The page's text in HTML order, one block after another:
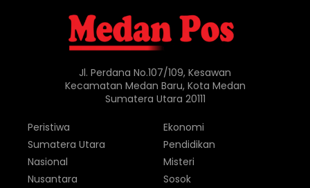
Jl. Perdana No.107/109, Kesawan
Kecamatan Medan Baru, Kota Medan
Sumatera Utara 20111
Peristiwa
Sumatera Utara
Nasional
Nusantara
Ekonomi
Pendidikan
Misteri
Sosok